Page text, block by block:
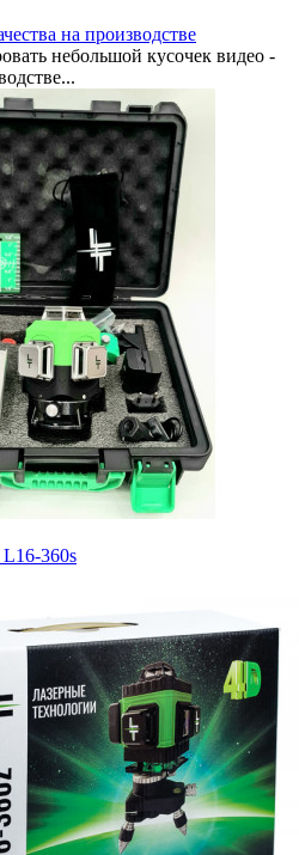
на производстве
небольшой кусочек видео -
360s